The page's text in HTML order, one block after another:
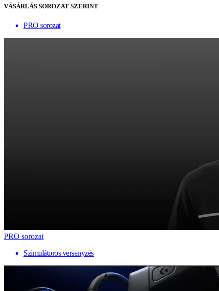
VÁSÁRLÁS SOROZAT SZERINT
PRO sorozat
PRO sorozat
Szimulátoros versenyzés